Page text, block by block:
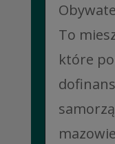
To
które